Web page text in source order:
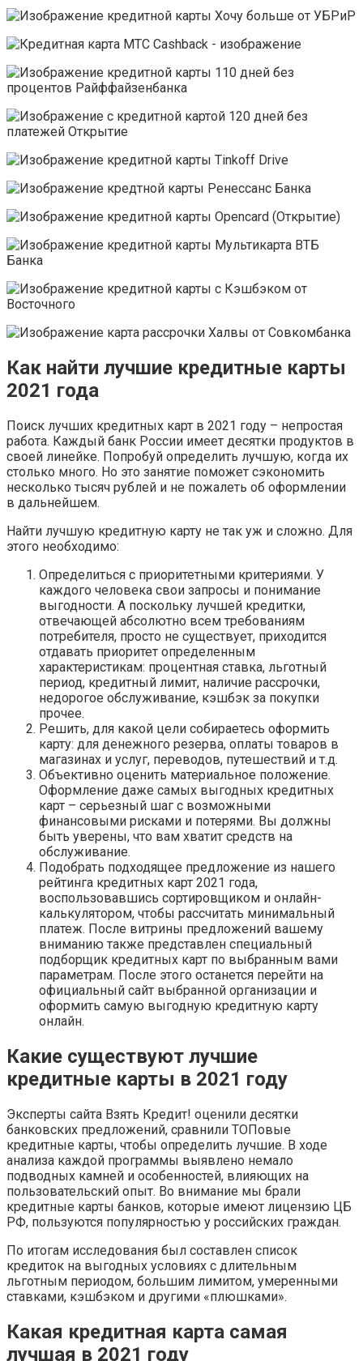
Как найти лучшие кредитные карты
2021 года
Поиск лучших кредитных карт в 2021 году – непростая
работа. Каждый банк России имеет десятки продуктов в
своей линейке. Попробуй определить лучшую, когда их
столько много. Но это занятие поможет сэкономить
несколько тысяч рублей и не пожалеть об оформлении
в дальнейшем.
Найти лучшую кредитную карту не так уж и сложно. Для
этого необходимо:
Определиться с приоритетными критериями. У
каждого человека свои запросы и понимание
выгодности. А поскольку лучшей кредитки,
отвечающей абсолютно всем требованиям
потребителя, просто не существует, приходится
отдавать приоритет определенным
характеристикам: процентная ставка, льготный
период, кредитный лимит, наличие рассрочки,
недорогое обслуживание, кэшбэк за покупки
прочее.
Решить, для какой цели собираетесь оформить
карту: для денежного резерва, оплаты товаров в
магазинах и услуг, переводов, путешествий и т.д.
Объективно оценить материальное положение.
Оформление даже самых выгодных кредитных
карт – серьезный шаг с возможными
финансовыми рисками и потерями. Вы должны
быть уверены, что вам хватит средств на
обслуживание.
Подобрать подходящее предложение из нашего
рейтинга кредитных карт 2021 года,
воспользовавшись сортировщиком и онлайн-
калькулятором, чтобы рассчитать минимальный
платеж. После витрины предложений вашему
вниманию также представлен специальный
подборщик кредитных карт по выбранным вами
параметрам. После этого останется перейти на
официальный сайт выбранной организации и
оформить самую выгодную кредитную карту
онлайн.
Какие существуют лучшие
кредитные карты в 2021 году
Эксперты сайта Взять Кредит! оценили десятки
банковских предложений, сравнили ТОПовые
кредитные карты, чтобы определить лучшие. В ходе
анализа каждой программы выявлено немало
подводных камней и особенностей, влияющих на
пользовательский опыт. Во внимание мы брали
кредитные карты банков, которые имеют лицензию ЦБ
РФ, пользуются популярностью у российских граждан.
По итогам исследования был составлен список
кредиток на выгодных условиях с длительным
льготным периодом, большим лимитом, умеренными
ставками, кэшбэком и другими «плюшками».
Какая кредитная карта самая
лучшая в 2021 году